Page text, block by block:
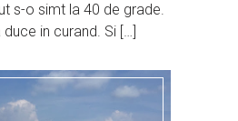
s-o simt la 40 de grade.
in curand. Si […]